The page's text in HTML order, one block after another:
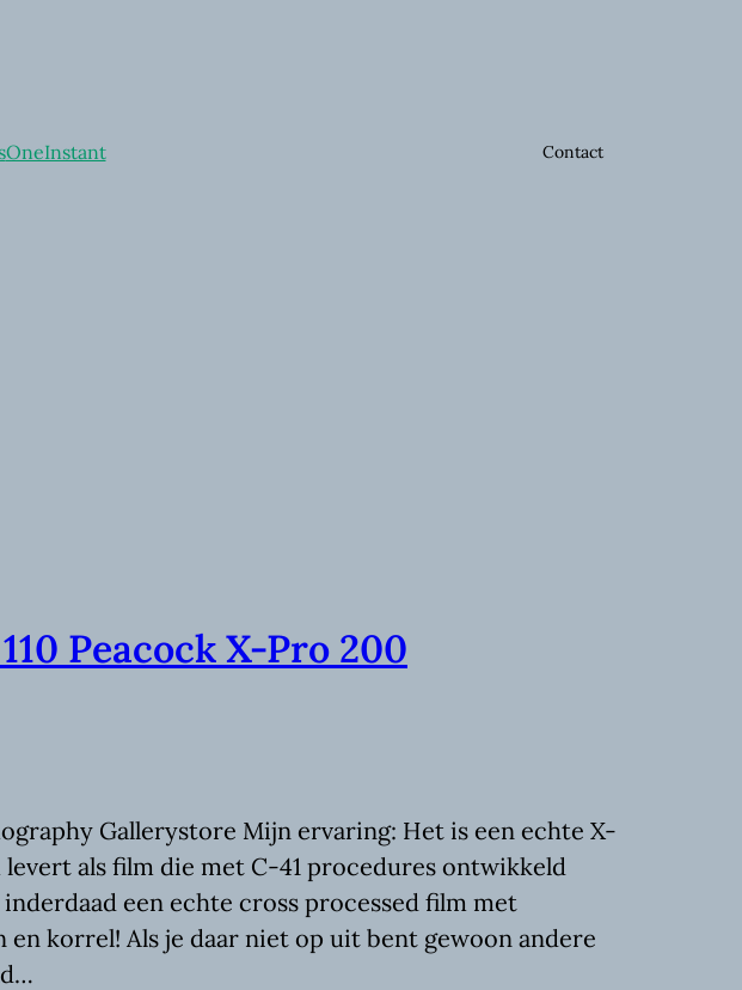
OneInstant Contact
Peacock X-Pro 200
Gallerystore Mijn ervaring: Het is een echte X-
als film die met C-41 procedures ontwikkeld
een echte cross processed film met
korrel! Als je daar niet op uit bent gewoon andere